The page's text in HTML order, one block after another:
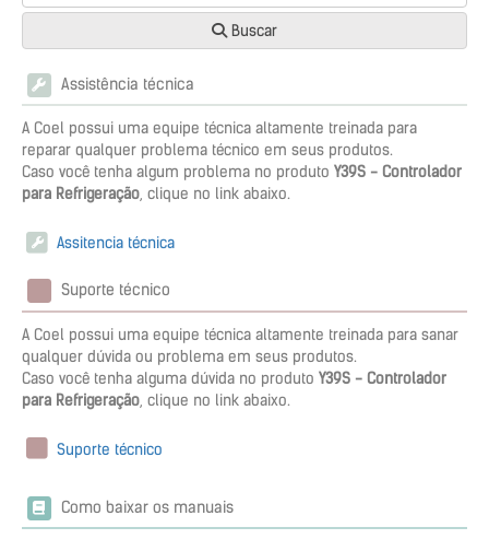
Buscar
Assistência técnica
A Coel possui uma equipe técnica altamente treinada para
reparar qualquer problema técnico em seus produtos.
Caso você tenha algum problema no produto Y39S - Controlador
para Refrigeração, clique no link abaixo.
Assitencia técnica
Suporte técnico
A Coel possui uma equipe técnica altamente treinada para sanar
qualquer dúvida ou problema em seus produtos.
Caso você tenha alguma dúvida no produto Y39S - Controlador
para Refrigeração, clique no link abaixo.
Suporte técnico
Como baixar os manuais